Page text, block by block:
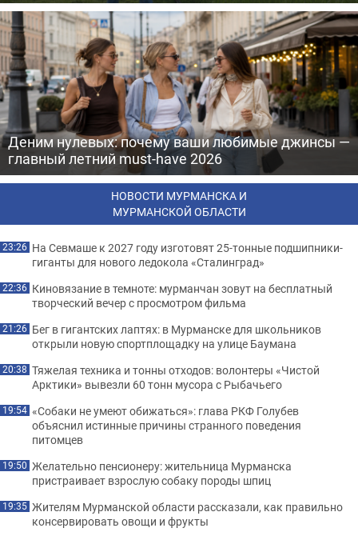
Деним нулевых: почему ваши любимые джинсы —
главный летний must-have 2026
НОВОСТИ МУРМАНСКА И
МУРМАНСКОЙ ОБЛАСТИ
23:26 На Севмаше к 2027 году изготовят 25-тонные подшипники-
гиганты для нового ледокола «Сталинград»
22:36 Киновязание в темноте: мурманчан зовут на бесплатный
творческий вечер с просмотром фильма
21:26 Бег в гигантских лаптях: в Мурманске для школьников
открыли новую спортплощадку на улице Баумана
20:38 Тяжелая техника и тонны отходов: волонтеры «Чистой
Арктики» вывезли 60 тонн мусора с Рыбачьего
19:54 «Собаки не умеют обижаться»: глава РКФ Голубев
объяснил истинные причины странного поведения
питомцев
19:50 Желательно пенсионеру: жительница Мурманска
пристраивает взрослую собаку породы шпиц
19:35 Жителям Мурманской области рассказали, как правильно
консервировать овощи и фрукты